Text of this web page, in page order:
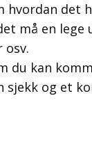
hvordan det
må en lege
osv.
du kan
sjekk og et